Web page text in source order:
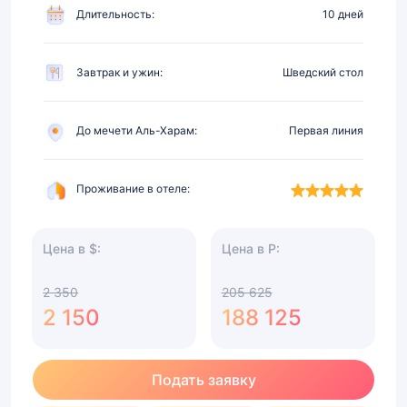
Длительность: 10 дней
Завтрак и ужин: Шведский стол
До мечети Аль-Харам: Первая линия
Проживание в отеле:
Цена в $:
2 350
2 150
Цена в Р:
205 625
188 125
Подать заявку